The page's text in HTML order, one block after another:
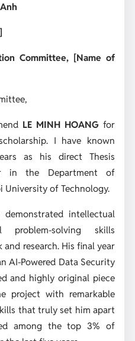
Committee, [Name of
LE MINH HOANGfor
I have known
as his direct Thesis
in the Department of
University of Technology.
intellectual
solving skills
research. His final year
AI-Powered Data Security
and highly original piece
project with remarkable
that truly set him apart
among the top 3% of